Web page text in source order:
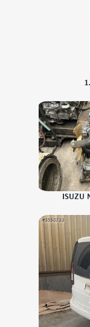
ISUZU